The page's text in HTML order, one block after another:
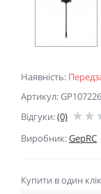
Наявність:
Артикул: GP107226
Відгуки:(0)
Виробник:GepRC
Купити в один клік